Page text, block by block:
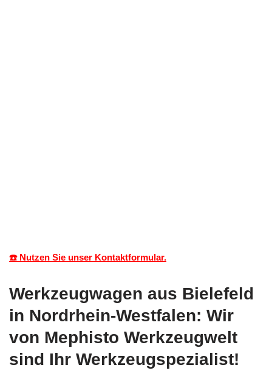
☎️ Nutzen Sie unser Kontaktformular.
Werkzeugwagen aus Bielefeld
in Nordrhein-Westfalen: Wir
von Mephisto Werkzeugwelt
sind Ihr Werkzeugspezialist!